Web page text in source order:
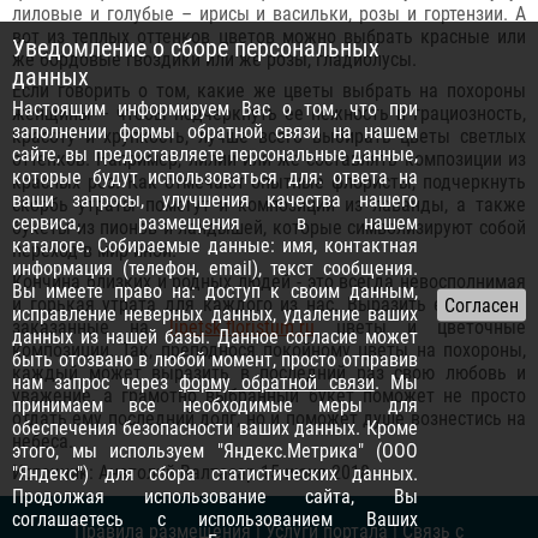
лиловые и голубые – ирисы и васильки, розы и гортензии. А
вот из теплых оттенков цветов можно выбрать красные или
же бордовые гвоздики или же розы, гладиолусы.
Если говорить о том, какие же цветы выбрать на похороны
женщины – чтобы подчеркнуть ее нежность и грациозность,
красоту и хрупкость, лучше всего выбирать цветы светлых
оттенков. Например, лилии или же составлять композиции из
красных роз. Как отмечают опытные флористы, подчеркнуть
скорбь утраты помогут и композиции из лаванды, а также
букеты из пионов и ландышей, которые символизируют собой
переход в мир иной.
Кончина близких и родных людей - это всегда невосполнимая
и горькая утрата для каждого из нас. Выразить ее помогут
заказанные наlipetsk.floristum.ruцветы и цветочные
композиции. Так, преподнося покойному цветы на похороны,
каждый может выразить в последний раз свою любовь и
уважение, а грамотно выбранный букет поможет не просто
отдать ему последний долг, но и поможет душе вознестись на
небеса.
Источник: Анатолий Валтасар 15 июня 2018
Правила размещения|Услуги портала|Связь с
Уведомление о сборе персональных
данных
Настоящим информируем Вас о том, что при
заполнении формы обратной связи на нашем
сайте, вы предоставляете персональные данные,
которые будут использоваться для: ответа на
ваши запросы, улучшения качества нашего
сервиса, размещения в нашем
каталоге. Собираемые данные: имя, контактная
информация (телефон, email), текст сообщения.
Вы имеете право на: доступ к своим данным,
исправление неверных данных, удаление ваших
данных из нашей базы. Данное согласие может
быть отозвано в любой момент, просто отправив
нам запрос черезформу обратной связи. Мы
принимаем все необходимые меры для
обеспечения безопасности ваших данных. Кроме
этого, мы используем "Яндекс.Метрика" (ООО
"Яндекс") для сбора статистических данных.
Продолжая использование сайта, Вы
соглашаетесь с использованием Ваших